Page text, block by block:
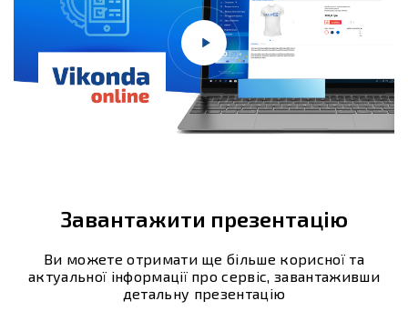
Завантажити презентацію
Ви можете отримати ще більше корисної та
актуальної інформації про сервіс, завантаживши
детальну презентацію